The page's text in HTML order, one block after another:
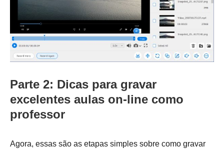
Parte 2: Dicas para gravar
excelentes aulas on-line como
professor
Agora, essas são as etapas simples sobre como gravar